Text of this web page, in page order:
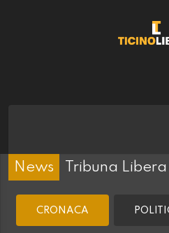
News Tribuna Libera
CRONACA